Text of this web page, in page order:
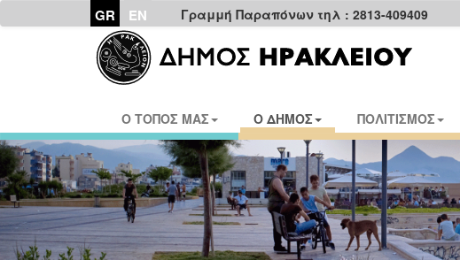
GR EN Γραμμή Παραπόνων τηλ : 2813-409409
Ο ΤΟΠΟΣ ΜΑΣ Ο ΔΗΜΟΣ ΠΟΛΙΤΙΣΜΟΣ